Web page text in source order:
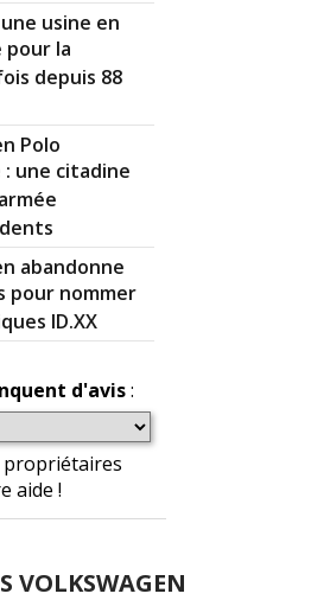
usine en
pour la
depuis 88
Polo
une citadine
abandonne
pour nommer
ID.XX
d'avis:
propriétaires
aide !
VOLKSWAGEN